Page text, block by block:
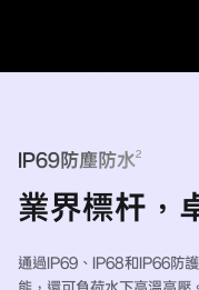
IP69防塵防水2
業界標杆，
通過IP69、IP68和IP66防